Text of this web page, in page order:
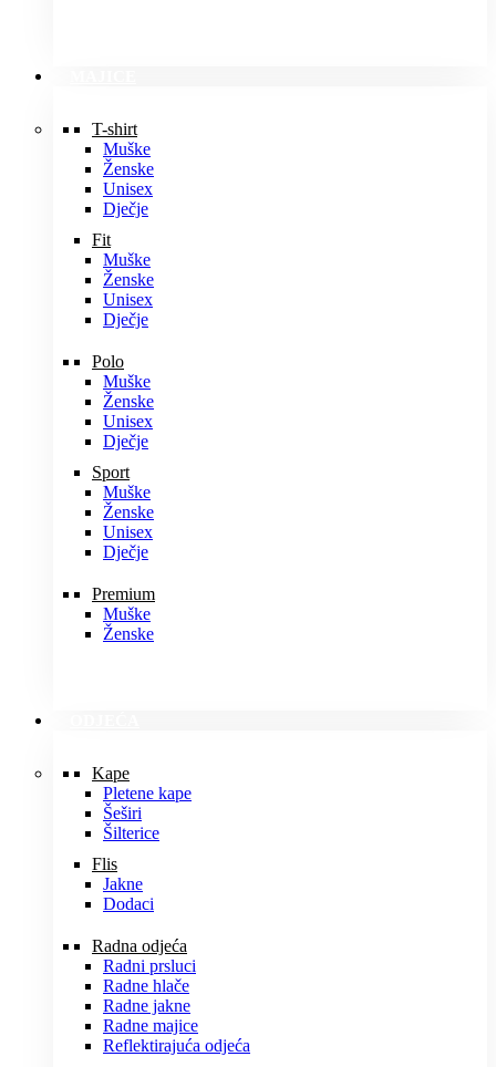
T-shirt
Muške
Ženske
Unisex
Dječje
Fit
Muške
Ženske
Unisex
Dječje
Polo
Muške
Ženske
Unisex
Dječje
Sport
Muške
Ženske
Unisex
Dječje
Premium
Muške
Ženske
Kape
Pletene kape
Šeširi
Šilterice
Flis
Jakne
Dodaci
Radna odjeća
Radni prsluci
Radne hlače
Radne jakne
Radne majice
Reflektirajuća odjeća